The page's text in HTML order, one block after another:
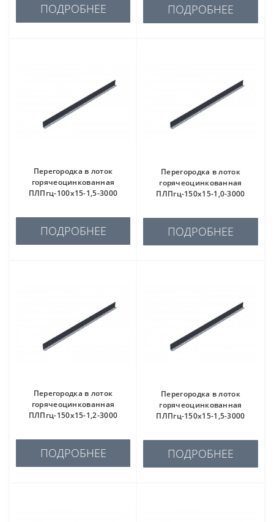
ПОДРОБНЕЕ ПОДРОБНЕЕ
Перегородка в лоток
горячеоцинкованная
ПЛПгц-100х15-1,5-3000
ПОДРОБНЕЕ
Перегородка в лоток
горячеоцинкованная
ПЛПгц-150х15-1,0-3000
ПОДРОБНЕЕ
Перегородка в лоток
горячеоцинкованная
ПЛПгц-150х15-1,2-3000
ПОДРОБНЕЕ
Перегородка в лоток
горячеоцинкованная
ПЛПгц-150х15-1,5-3000
ПОДРОБНЕЕ